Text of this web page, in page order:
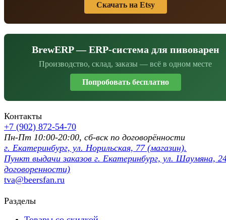
Скачать на Etsy
BrewERP — ERP-система для пивоварен
Производство, склад, заказы — всё в одном месте
Попробовать бесплатно
Контакты
+7 (902) 872-54-70
Пн-Пт 10:00-20:00, сб-вск по договорённости
г. Екатеринбург, ул. Норильская, 77 (магазин).
Пункт выдачи заказов г. Екатеринбург, ул. Шаумяна,
договоренности)
tva@beersfan.ru
Разделы